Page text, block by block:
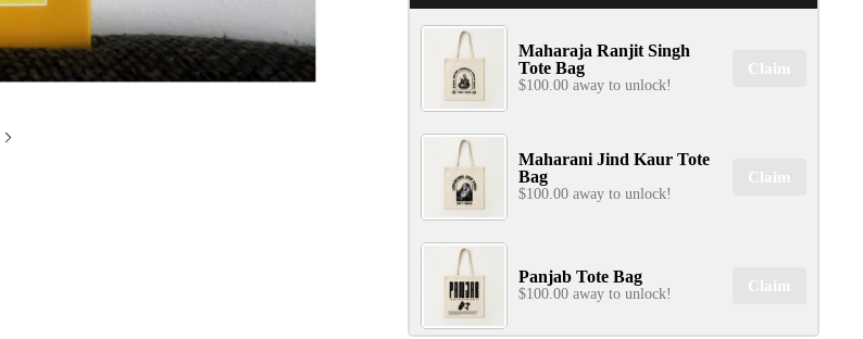
Maharaja Ranjit Singh
Tote Bag
$100.00 away to unlock!
Claim
Maharani Jind Kaur Tote
Bag
$100.00 away to unlock!
Claim
Panjab Tote Bag
$100.00 away to unlock! Claim